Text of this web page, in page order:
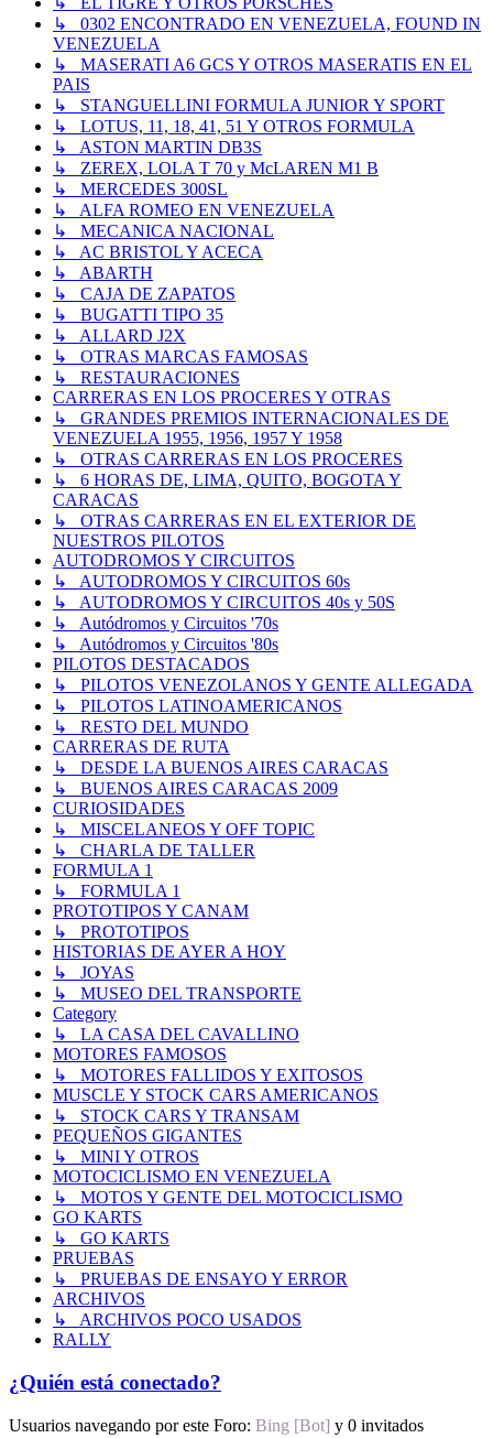
↳ 0302 ENCONTRADO EN VENEZUELA, FOUND IN
VENEZUELA
↳ MASERATI A6 GCS Y OTROS MASERATIS EN EL
PAIS
↳ STANGUELLINI FORMULA JUNIOR Y SPORT
↳ LOTUS, 11, 18, 41, 51 Y OTROS FORMULA
↳ ASTON MARTIN DB3S
↳ ZEREX, LOLA T 70 y McLAREN M1 B
↳ MERCEDES 300SL
↳ ALFA ROMEO EN VENEZUELA
↳ MECANICA NACIONAL
↳ AC BRISTOL Y ACECA
↳ ABARTH
↳ CAJA DE ZAPATOS
↳ BUGATTI TIPO 35
↳ ALLARD J2X
↳ OTRAS MARCAS FAMOSAS
↳ RESTAURACIONES
CARRERAS EN LOS PROCERES Y OTRAS
↳ GRANDES PREMIOS INTERNACIONALES DE
VENEZUELA 1955, 1956, 1957 Y 1958
↳ OTRAS CARRERAS EN LOS PROCERES
↳ 6 HORAS DE, LIMA, QUITO, BOGOTA Y
CARACAS
↳ OTRAS CARRERAS EN EL EXTERIOR DE
NUESTROS PILOTOS
AUTODROMOS Y CIRCUITOS
↳ AUTODROMOS Y CIRCUITOS 60s
↳ AUTODROMOS Y CIRCUITOS 40s y 50S
↳ Autódromos y Circuitos '70s
↳ Autódromos y Circuitos '80s
PILOTOS DESTACADOS
↳ PILOTOS VENEZOLANOS Y GENTE ALLEGADA
↳ PILOTOS LATINOAMERICANOS
↳ RESTO DEL MUNDO
CARRERAS DE RUTA
↳ DESDE LA BUENOS AIRES CARACAS
↳ BUENOS AIRES CARACAS 2009
CURIOSIDADES
↳ MISCELANEOS Y OFF TOPIC
↳ CHARLA DE TALLER
FORMULA 1
↳ FORMULA 1
PROTOTIPOS Y CANAM
↳ PROTOTIPOS
HISTORIAS DE AYER A HOY
↳ JOYAS
↳ MUSEO DEL TRANSPORTE
Category
↳ LA CASA DEL CAVALLINO
MOTORES FAMOSOS
↳ MOTORES FALLIDOS Y EXITOSOS
MUSCLE Y STOCK CARS AMERICANOS
↳ STOCK CARS Y TRANSAM
PEQUEÑOS GIGANTES
↳ MINI Y OTROS
MOTOCICLISMO EN VENEZUELA
↳ MOTOS Y GENTE DEL MOTOCICLISMO
GO KARTS
↳ GO KARTS
PRUEBAS
↳ PRUEBAS DE ENSAYO Y ERROR
ARCHIVOS
↳ ARCHIVOS POCO USADOS
RALLY
¿Quién está conectado?
Usuarios navegando por este Foro: Bing [Bot] y 0 invitados